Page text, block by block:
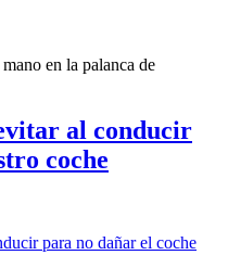
en la palanca de
al conducir
coche